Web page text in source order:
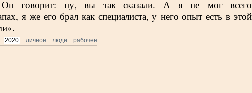
Он говорит: ну, вы так сказали. А я не мог всего
я же его брал как специалиста, у него опыт есть в этой
2020 личное люди рабочее